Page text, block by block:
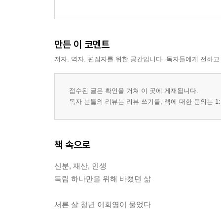
만든 이 코멘트
저자, 역자, 편집자를 위한 공간입니다. 독자들에게 전하
접수된 글은 확인을 거쳐 이 곳에 게재됩니다.
독자 분들의 리뷰는 리뷰 쓰기를, 책에 대한 문의는
책 속으로
신분, 재산, 인생
독립 하나만을 위해 바쳤던 삶
서른 살 청년 이회영이 물었다